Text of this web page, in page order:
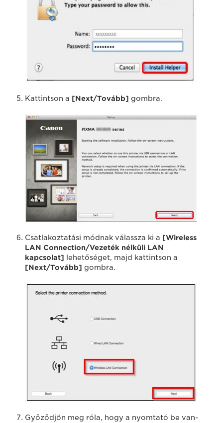
Kattintson a [Next/Tovább] gombra.
Csatlakoztatási módnak válassza ki a [Wireless
LAN Connection/Vezeték nélküli LAN
kapcsolat] lehetőséget, majd kattintson a
[Next/Tovább] gombra.
Győződjön meg róla, hogy a nyomtató be van-